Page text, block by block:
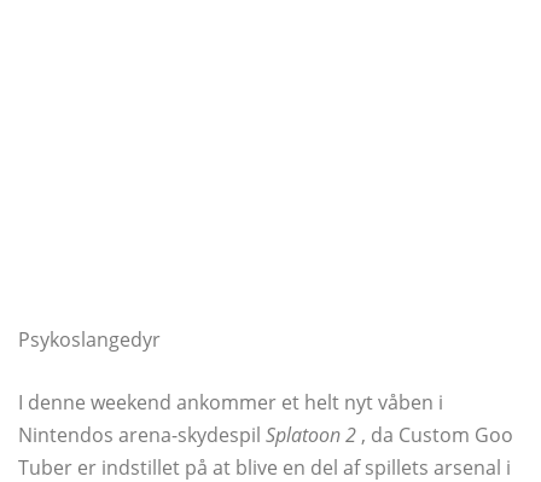
Psykoslangedyr
I denne weekend ankommer et helt nyt våben i
Nintendos arena-skydespil Splatoon 2 , da Custom Goo
Tuber er indstillet på at blive en del af spillets arsenal i